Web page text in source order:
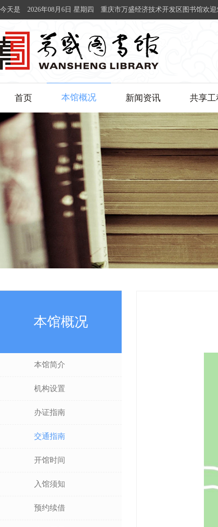
今天是 2026年08月6日 星期四 重庆市万盛经济技术开发区图书馆欢迎
首页 本馆概况 新闻资讯 共享工
本馆概况
本馆简介
机构设置
办证指南
交通指南
开馆时间
入馆须知
预约续借